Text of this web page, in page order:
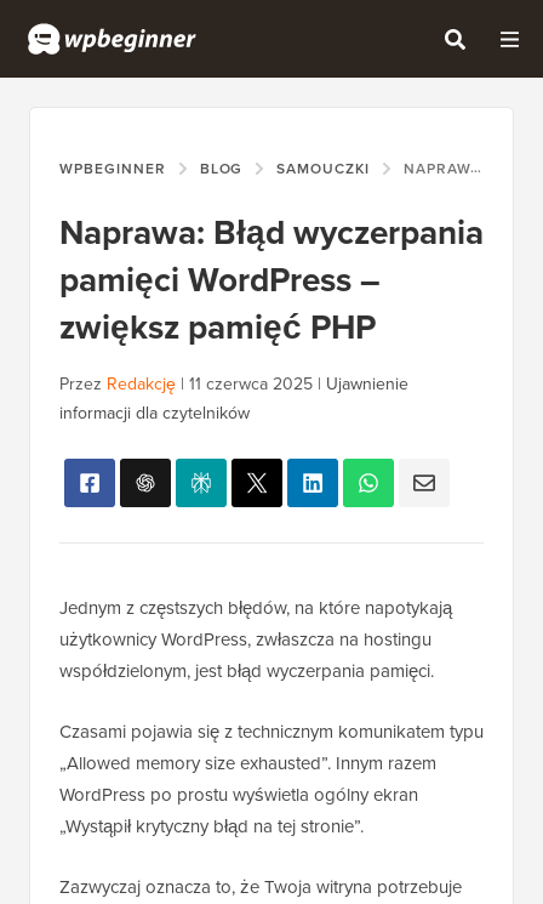
WPBEGINNER BLOG SAMOUCZKI NAPRAWA: BŁĄD WYCZERPANIA PAMIĘCI WORDPRESS – ZWIĘKSZ PAMIĘĆ PHP
Naprawa: Błąd wyczerpania
pamięci WordPress –
zwiększ pamięć PHP
Przez Redakcję | 11 czerwca 2025 | Ujawnienie
informacji dla czytelników
Jednym z częstszych błędów, na które napotykają
użytkownicy WordPress, zwłaszcza na hostingu
współdzielonym, jest błąd wyczerpania pamięci.
Czasami pojawia się z technicznym komunikatem typu
„Allowed memory size exhausted”. Innym razem
WordPress po prostu wyświetla ogólny ekran
„Wystąpił krytyczny błąd na tej stronie”.
Zazwyczaj oznacza to, że Twoja witryna potrzebuje